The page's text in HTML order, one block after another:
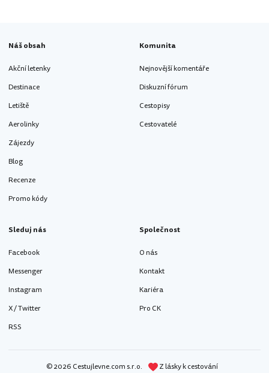
Náš obsah
Akční letenky
Destinace
Letiště
Aerolinky
Zájezdy
Blog
Recenze
Promo kódy
Komunita
Nejnovější komentáře
Diskuzní fórum
Cestopisy
Cestovatelé
Sleduj nás
Facebook
Messenger
Instagram
X / Twitter
RSS
Společnost
O nás
Kontakt
Kariéra
Pro CK
© 2026 Cestujlevne.com s.r.o. Z lásky k cestování